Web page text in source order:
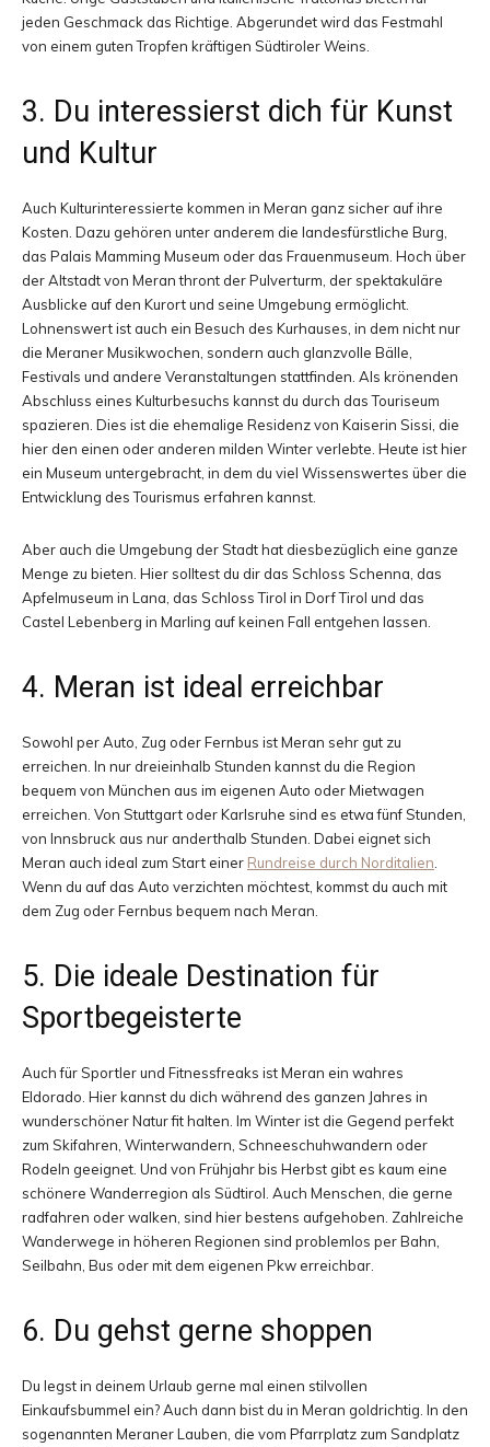
jeden Geschmack das Richtige. Abgerundet wird das Festmahl
von einem guten Tropfen kräftigen Südtiroler Weins.
3. Du interessierst dich für Kunst
und Kultur
Auch Kulturinteressierte kommen in Meran ganz sicher auf ihre
Kosten. Dazu gehören unter anderem die landesfürstliche Burg,
das Palais Mamming Museum oder das Frauenmuseum. Hoch über
der Altstadt von Meran thront der Pulverturm, der spektakuläre
Ausblicke auf den Kurort und seine Umgebung ermöglicht.
Lohnenswert ist auch ein Besuch des Kurhauses, in dem nicht nur
die Meraner Musikwochen, sondern auch glanzvolle Bälle,
Festivals und andere Veranstaltungen stattfinden. Als krönenden
Abschluss eines Kulturbesuchs kannst du durch das Touriseum
spazieren. Dies ist die ehemalige Residenz von Kaiserin Sissi, die
hier den einen oder anderen milden Winter verlebte. Heute ist hier
ein Museum untergebracht, in dem du viel Wissenswertes über die
Entwicklung des Tourismus erfahren kannst.
Aber auch die Umgebung der Stadt hat diesbezüglich eine ganze
Menge zu bieten. Hier solltest du dir das Schloss Schenna, das
Apfelmuseum in Lana, das Schloss Tirol in Dorf Tirol und das
Castel Lebenberg in Marling auf keinen Fall entgehen lassen.
4. Meran ist ideal erreichbar
Sowohl per Auto, Zug oder Fernbus ist Meran sehr gut zu
erreichen. In nur dreieinhalb Stunden kannst du die Region
bequem von München aus im eigenen Auto oder Mietwagen
erreichen. Von Stuttgart oder Karlsruhe sind es etwa fünf Stunden,
von Innsbruck aus nur anderthalb Stunden. Dabei eignet sich
Meran auch ideal zum Start einer Rundreise durch Norditalien
Wenn du auf das Auto verzichten möchtest, kommst du auch mit
dem Zug oder Fernbus bequem nach Meran.
5. Die ideale Destination für
Sportbegeisterte
Auch für Sportler und Fitnessfreaks ist Meran ein wahres
Eldorado. Hier kannst du dich während des ganzen Jahres in
wunderschöner Natur fit halten. Im Winter ist die Gegend perfekt
zum Skifahren, Winterwandern, Schneeschuhwandern oder
Rodeln geeignet. Und von Frühjahr bis Herbst gibt es kaum eine
schönere Wanderregion als Südtirol. Auch Menschen, die gerne
radfahren oder walken, sind hier bestens aufgehoben. Zahlreiche
Wanderwege in höheren Regionen sind problemlos per Bahn,
Seilbahn, Bus oder mit dem eigenen Pkw erreichbar.
6. Du gehst gerne shoppen
Du legst in deinem Urlaub gerne mal einen stilvollen
Einkaufsbummel ein? Auch dann bist du in Meran goldrichtig. In den
sogenannten Meraner Lauben, die vom Pfarrplatz zum Sandplatz